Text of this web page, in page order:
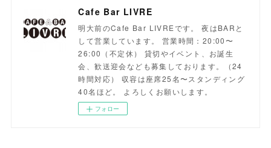
Cafe Bar LIVRE
明大前のCafe Bar LIVREです。 夜はBARと
して営業しています。 営業時間：20:00〜
26:00（不定休） 貸切やイベント、お誕生
会、歓送迎会なども募集しております。（24
時間対応） 収容は座席25名〜スタンディング
40名ほど。 よろしくお願いします。
フォロー